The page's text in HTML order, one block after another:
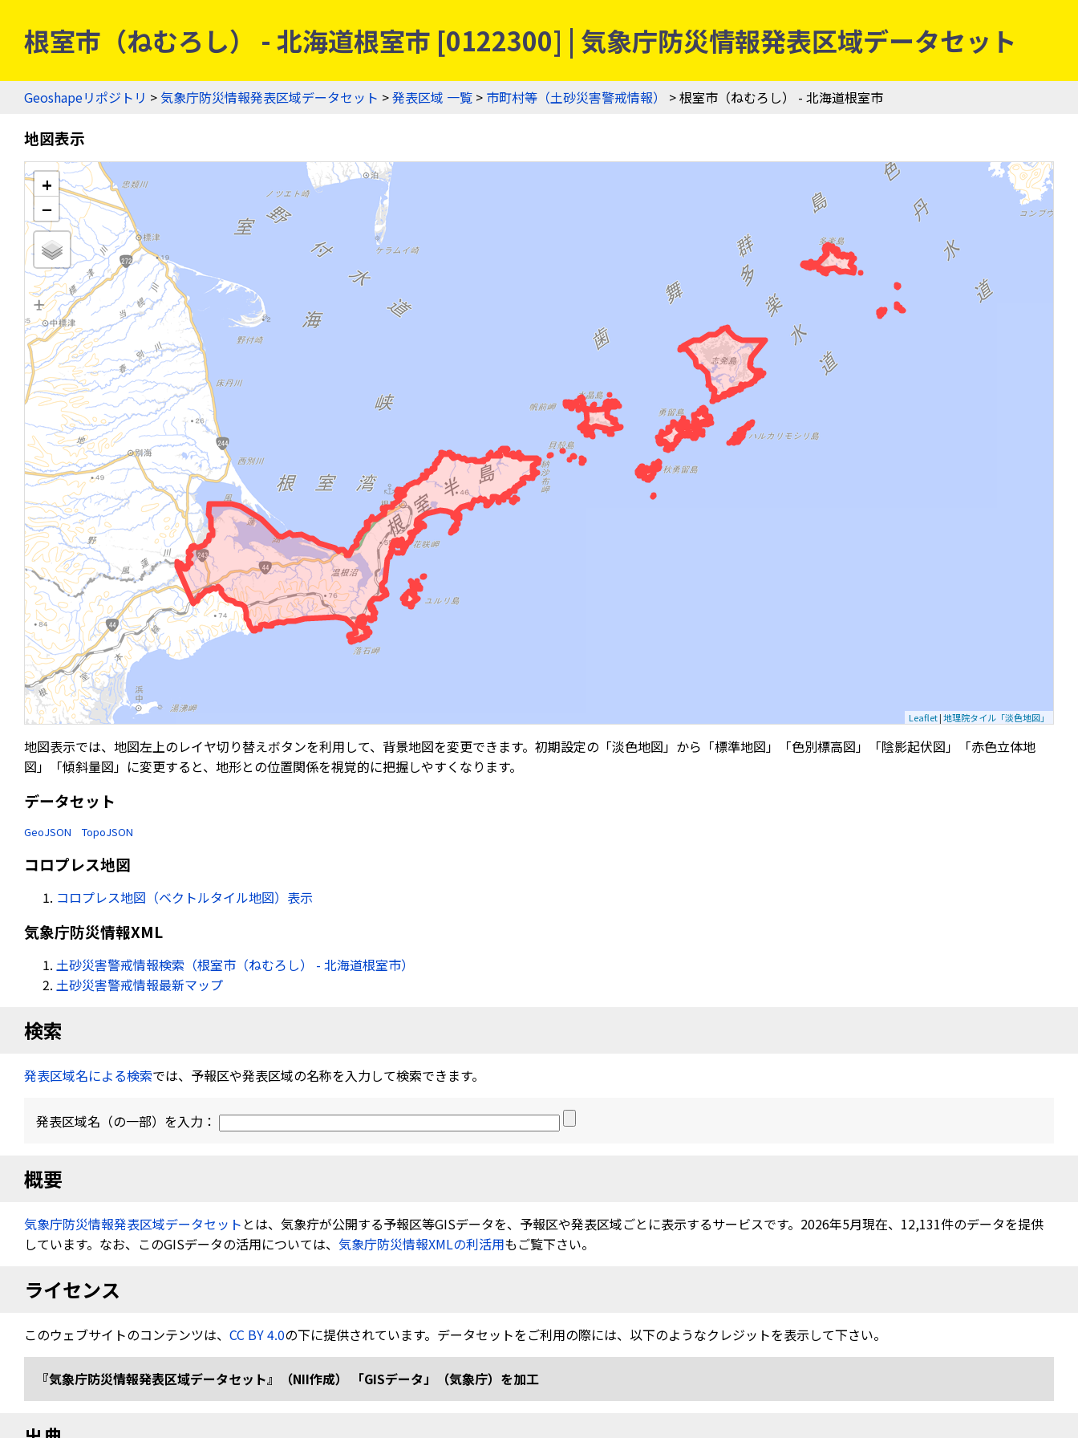
根室市（ねむろし） - 北海道根室市 [0122300] | 気象庁防災情報発表区域データセット
Geoshapeリポジトリ >気象庁防災情報発表区域データセット >発表区域 一覧 > 市町村等（土砂災害警戒情報） > 根室市（ねむろし） - 北海道根室市
地図表示
+
−
Leaflet|地理院タイル「淡色地図」
地図表示では、地図左上のレイヤ切り替えボタンを利用して、背景地図を変更できます。初期設定の「淡色地図」から「標準地図」「色別標高図」「陰影起伏図」「赤色立体地
図」「傾斜量図」に変更すると、地形との位置関係を視覚的に把握しやすくなります。
データセット
GeoJSON TopoJSON
コロプレス地図
コロプレス地図（ベクトルタイル地図）表示
気象庁防災情報XML
土砂災害警戒情報検索（根室市（ねむろし） - 北海道根室市）
土砂災害警戒情報最新マップ
検索
発表区域名による検索では、予報区や発表区域の名称を入力して検索できます。
発表区域名（の一部）を入力：
概要
気象庁防災情報発表区域データセット とは、気象疔が公開する予報区等GISデータを、予報区や発表区域ごとに表示するサービスです。2026年5月現在、12,131件のデータを提供
しています。なお、このGISデータの活用については、 気象庁防災情報XMLの利活用もご覧下さい。
ライセンス
このウェブサイトのコンテンツは、 CC BY 4.0の下に提供されています。データセットをご利用の際には、以下のようなクレジットを表示して下さい。
『気象庁防災情報発表区域データセット』（NII作成） 「GISデータ」（気象庁）を加工